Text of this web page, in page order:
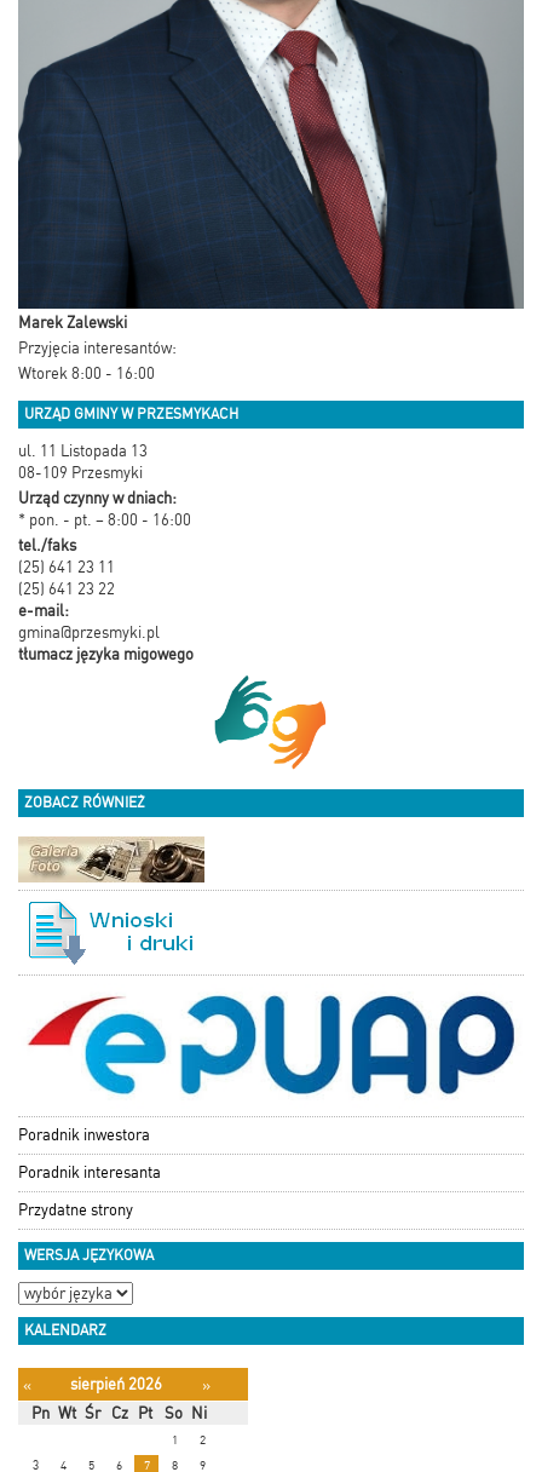
Marek Zalewski
Przyjęcia interesantów:
Wtorek 8:00 - 16:00
URZĄD GMINY W PRZESMYKACH
ul. 11 Listopada 13
08-109 Przesmyki
Urząd czynny w dniach:
* pon. - pt. – 8:00 - 16:00
tel./faks
(25) 641 23 11
(25) 641 23 22
e-mail:
gmina@przesmyki.pl
tłumacz języka migowego
ZOBACZ RÓWNIEŻ
Poradnik inwestora
Poradnik interesanta
Przydatne strony
WERSJA JĘZYKOWA
KALENDARZ
« sierpień 2026
»
Pn Wt Śr Cz Pt So Ni
1
2
3
4 5 6 7 8 9